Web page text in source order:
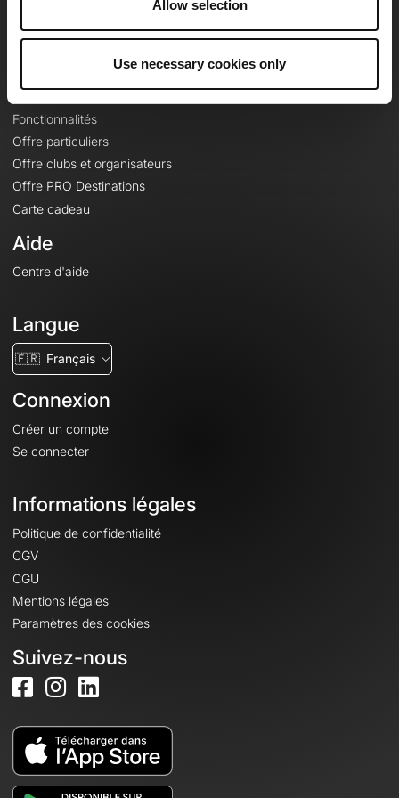
Allow selection
Use necessary cookies only
Le Mag'
Fonctionnalités
Offre particuliers
Offre clubs et organisateurs
Offre PRO Destinations
Carte cadeau
Aide
Centre d'aide
Langue
🇫🇷 Français
Connexion
Créer un compte
Se connecter
Informations légales
Politique de confidentialité
CGV
CGU
Mentions légales
Paramètres des cookies
Suivez-nous